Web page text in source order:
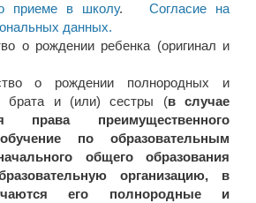
приеме в школу. Согласие на
данных.
о рождении ребенка (оригинал и
о рождении полнородных и
брата и (или) сестры (в случае
права преимущественного
по образовательным
общего образования
организацию, в
его полнородные и